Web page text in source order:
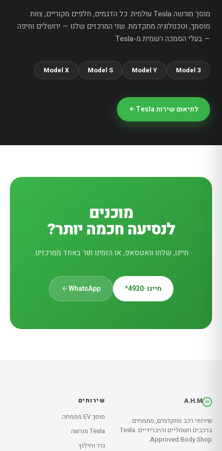
מוסך מורשה Tesla עולמית. כל הדגמים, חלפים מקוריים, צוות
מוסמך, וטכנולוגיה מתקדמת. שני המרכזים שלנו — ירושלים וחיפה
— בעלי הסמכה רשמית מ-Tesla.
Model 3
Model Y
Model S
Model X
לתיאום שירות Tesla
מוכנים
לנסיעה חכמה יותר?
חייגו, שלחו וואטסאפ, או הזמינו תור באחד ממרכזינו.
חייגו ·*4930
WhatsApp
EV
A.H.M
שירותי רכב מתקדמים, מתמחים
ברכבים חשמליים והיברידיים. Tesla
Approved Body Shop.
שירותים
מוסך EV מתמחה
Tesla מורשה
גרר וחילוץ